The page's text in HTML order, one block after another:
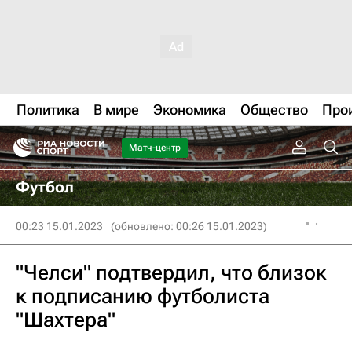
Политика В мире Экономика Общество
Матч-центр
Футбол
00:23 15.01.2023 (обновлено: 00:26 15.01.2023)
"Челси" подтвердил, что близок
к подписанию футболиста
"Шахтера"